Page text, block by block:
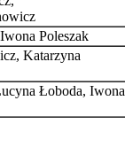
Poleszak
Katarzyna
Łoboda, Iwona